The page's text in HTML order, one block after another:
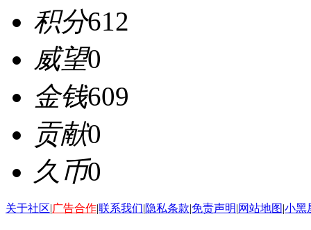
积分612
威望0
金钱609
贡献0
久币0
关于社区|广告合作|联系我们|隐私条款|免责声明|网站地图|小黑